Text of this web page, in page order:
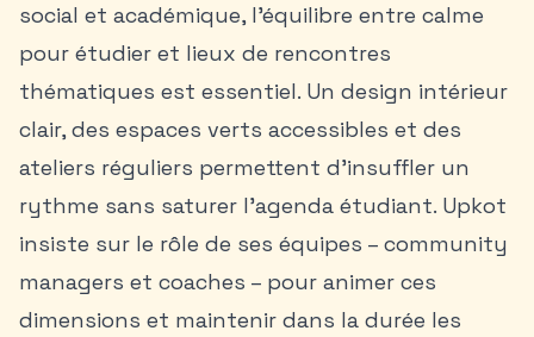
social et académique, l’équilibre entre calme
pour étudier et lieux de rencontres
thématiques est essentiel. Un design intérieur
clair, des espaces verts accessibles et des
ateliers réguliers permettent d’insuffler un
rythme sans saturer l’agenda étudiant. Upkot
insiste sur le rôle de ses équipes – community
managers et coaches – pour animer ces
dimensions et maintenir dans la durée les